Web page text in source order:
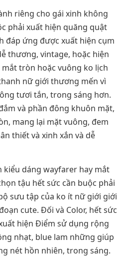
riêng cho gái xinh không
phải xuất hiện quăng quật
đáp ứng được xuất hiện cụm
thương, vintage, hoặc hiện
tròn hoặc vuông ko lịch
nữ giới thương mến vì
tươi tắn, trong sáng hơn.
và phần đông khuôn mặt,
mang lại mặt vuông, đem
thiết và xinh xắn và dễ
kiểu dáng wayfarer hay mắt
tậu hết sức cần buộc phải
sưu tập của ko ít nữ giới giới
cute. Đối và Color, hết sức
hiện Điểm sử dụng rộng
nhạt, blue lam những giúp
nét hồn nhiên, trong sáng.